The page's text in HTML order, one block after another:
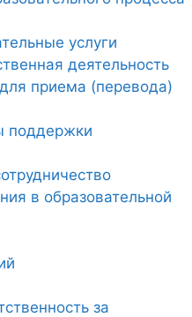
услуги
деятельность
приема (перевода)
поддержки
в образовательной
за